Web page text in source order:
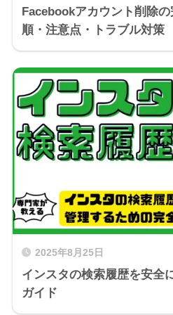
Facebookアカウント削除
順・注意点・トラブル対策
2025年8月25日
インスタの検索履歴を安全
ガイド